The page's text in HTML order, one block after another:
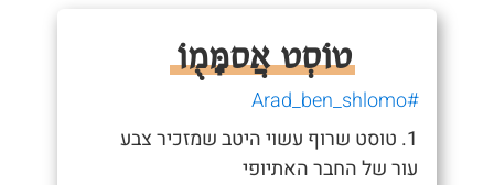
טוֹסְט אֲסמָּמֻוֹ
#Arad_ben_shlomo
1. טוסט שרוף עשוי היטב שמזכיר צבע
עור של החבר האתיופי